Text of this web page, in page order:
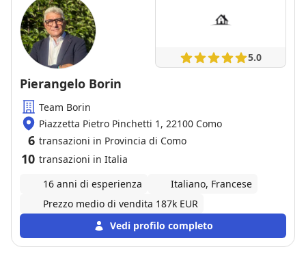
affidabilità .Se in futuro dovessi ancora avere
necessità ,saprei di sicuro a chi rivolgermi.La
consiglio vivamente.
5.0
Pierangelo Borin
Team Borin
Piazzetta Pietro Pinchetti 1, 22100 Como
6 transazioni in Provincia di Como
10 transazioni in Italia
16 anni di esperienza
Italiano, Francese
Prezzo medio di vendita 187k EUR
Vedi profilo completo